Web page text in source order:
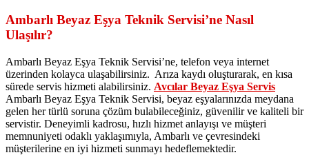
Ambarlı Beyaz Eşya Teknik Servisi’ne Nasıl
Ulaşılır?
Ambarlı Beyaz Eşya Teknik Servisi’ne, telefon veya internet
üzerinden kolayca ulaşabilirsiniz. Arıza kaydı oluşturarak, en kısa
sürede servis hizmeti alabilirsiniz. Avcılar Beyaz Eşya Servis
Ambarlı Beyaz Eşya Teknik Servisi, beyaz eşyalarınızda meydana
gelen her türlü soruna çözüm bulabileceğiniz, güvenilir ve kaliteli bir
servistir. Deneyimli kadrosu, hızlı hizmet anlayışı ve müşteri
memnuniyeti odaklı yaklaşımıyla, Ambarlı ve çevresindeki
müşterilerine en iyi hizmeti sunmayı hedeflemektedir.